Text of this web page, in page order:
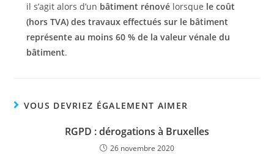
il s’agit alors d’un bâtiment rénovélorsque le coût
(hors TVA) des travaux effectués sur le bâtiment
représente au moins 60 % de la valeur vénale du
bâtiment.
VOUS DEVRIEZ ÉGALEMENT AIMER
RGPD : dérogations à Bruxelles
26 novembre 2020